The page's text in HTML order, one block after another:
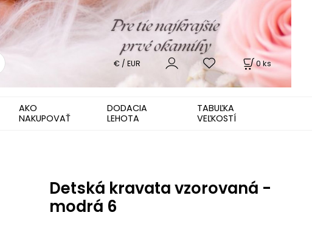
0ks
€ / EUR
AKO
NAKUPOVAŤ
DODACIA
LEHOTA
TABUĽKA
VEĽKOSTÍ
Detská kravata vzorovaná -
modrá 6